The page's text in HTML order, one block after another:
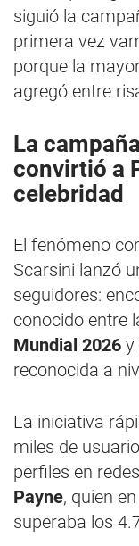
siguió la
primera vez
porque la
agregó entre
La
convirtió a
celebridad
El fenómeno
Scarsini lanzó
seguidores:
conocido entre
Mundial 2026 y
reconocida a
La iniciativa
miles de
perfiles en
Payne, quien
superaba los